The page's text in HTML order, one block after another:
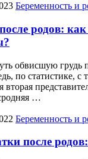
Беременность и
родов:
обвисшую грудь
по статистике, с
вторая
…
Беременность и
после